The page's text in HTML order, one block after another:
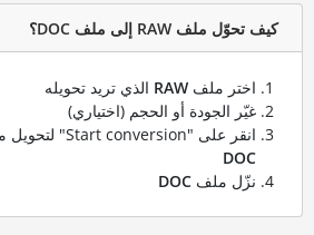
كيف تحوّل ملف RAW إلى ملف DOC؟
اختر ملف RAWالذي تريد تحويله
غيّر الجودة أو الحجم (اختياري)
انقر على "Start conversion" لتحويل ملفك من
DOC
نزّل ملف DOC